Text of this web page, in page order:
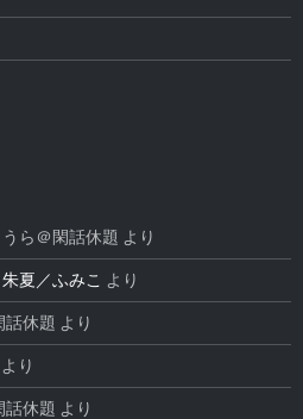
うら＠閑話休題 より
朱夏／ふみこ より
話休題 より
より
話休題 より